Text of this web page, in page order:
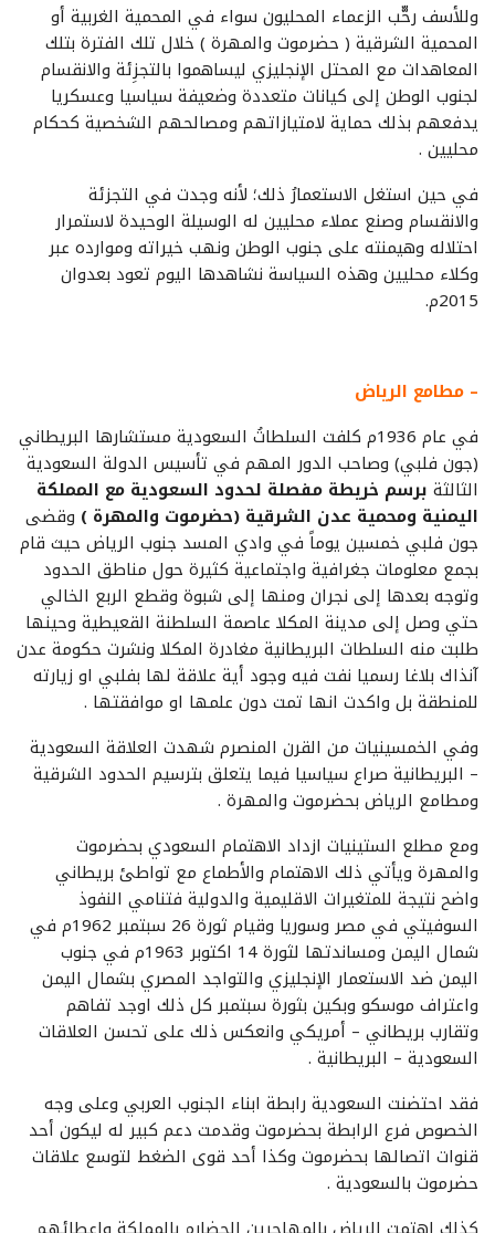
وللأسف رحّّب الزعماء المحليون سواء في المحمية الغربية أو
المحمية الشرقية ( حضرموت والمهرة ) خلال تلك الفترة بتلك
المعاهدات مع المحتل الإنجليزي ليساهموا بالتجزِئة والانقسام
لجنوب الوطن إلى كيانات متعددة وضعيفة سياسيا وعسكريا
يدفعهم بذلك حماية لامتيازاتهم ومصالحهم الشخصية كحكام
محليين .
في حين استغل الاستعمارُ ذلك؛ لأنه وجدت في التجزئة
والانقسام وصنع عملاء محليين له الوسيلة الوحيدة لاستمرار
احتلاله وهيمنته على جنوب الوطن ونهب خيراته وموارده عبر
وكلاء محليين وهذه السياسة نشاهدها اليوم تعود بعدوان
2015م.
– مطامع الرياض
في عام 1936م كلفت السلطاتُ السعودية مستشارها البريطاني
(جون فلبي) وصاحب الدور المهم في تأسيس الدولة السعودية
الثالثة برسم خريطة مفصلة لحدود السعودية مع المملكة
اليمنية ومحمية عدن الشرقية (حضرموت والمهرة ) وقضى
جون فلبي خمسين يوماً في وادي المسد جنوب الرياض حيث قام
بجمع معلومات جغرافية واجتماعية كثيرة حول مناطق الحدود
وتوجه بعدها إلى نجران ومنها إلى شبوة وقطع الربع الخالي
حتي وصل إلى مدينة المكلا عاصمة السلطنة القعيطية وحينها
طلبت منه السلطات البريطانية مغادرة المكلا ونشرت حكومة عدن
آنذاك بلاغا رسميا نفت فيه وجود أية علاقة لها بفلبي او زيارته
للمنطقة بل واكدت انها تمت دون علمها او موافقتها .
وفي الخمسينيات من القرن المنصرم شهدت العلاقة السعودية
– البريطانية صراع سياسيا فيما يتعلق بترسيم الحدود الشرقية
ومطامع الرياض بحضرموت والمهرة .
ومع مطلع الستينيات ازداد الاهتمام السعودي بحضرموت
والمهرة ويأتي ذلك الاهتمام والأطماع مع تواطئ بريطاني
واضح نتيجة للمتغيرات الاقليمية والدولية فتنامي النفوذ
السوفيتي في مصر وسوريا وقيام ثورة 26 سبتمبر 1962م في
شمال اليمن ومساندتها لثورة 14 اكتوبر 1963م في جنوب
اليمن ضد الاستعمار الإنجليزي والتواجد المصري بشمال اليمن
واعتراف موسكو وبكين بثورة سبتمبر كل ذلك اوجد تفاهم
وتقارب بريطاني – أمريكي وانعكس ذلك على تحسن العلاقات
السعودية – البريطانية .
فقد احتضنت السعودية رابطة ابناء الجنوب العربي وعلى وجه
الخصوص فرع الرابطة بحضرموت وقدمت دعم كبير له ليكون أحد
قنوات اتصالها بحضرموت وكذا أحد قوى الضغط لتوسع علاقات
حضرموت بالسعودية .